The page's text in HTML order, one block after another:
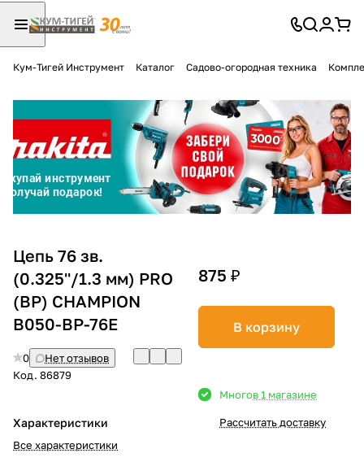
Кум-Тигей Инструмент Каталог Садово-огородная техника
Цепь 76 зв.
(0.325''/1.3 мм) PRO
(BP) CHAMPION
B050-BP-76E
0
Нет отзывов
Код. 86879
Характеристики
Все характеристики
875 ₽
В корзину
Многов 1 магазине
Рассчитать доставку
Разбейте
оплатуна части
без переплат
График платежей
Сегодня
25%